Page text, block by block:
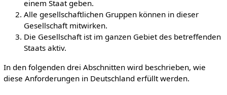
einem Staat geben.
Alle gesellschaftlichen Gruppen können in dieser
Gesellschaft mitwirken.
Die Gesellschaft ist im ganzen Gebiet des betreffenden
Staats aktiv.
In den folgenden drei Abschnitten wird beschrieben, wie
diese Anforderungen in Deutschland erfüllt werden.